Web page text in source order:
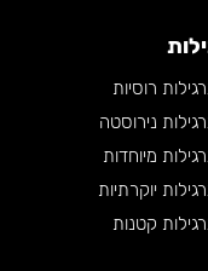
רוסיות
נירוסטה
מיוחדות
יוקרתיות
קטנות